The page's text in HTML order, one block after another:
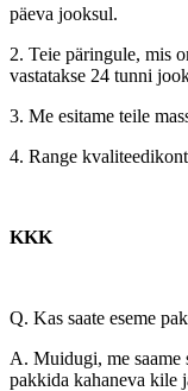
päeva jooksul.
2. Teie päringule, mis
vastatakse 24 tunni
3. Me esitame teile
4. Range
KKK
Q. Kas saate eseme
A. Muidugi, me saame
pakkida kahaneva kile